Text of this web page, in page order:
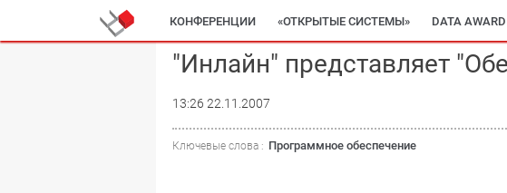
КОНФЕРЕНЦИИ «ОТКРЫТЫЕ СИСТЕМЫ» DATA AWARD
"Инлайн" представляет
13:26 22.11.2007
Ключевые слова : Программное обеспечение